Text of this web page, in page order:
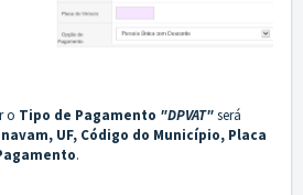
o Tipo de Pagamento "DPVAT"será
UF, Código do Município, Placa
.